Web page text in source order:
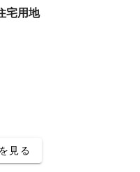
宅用地
見る